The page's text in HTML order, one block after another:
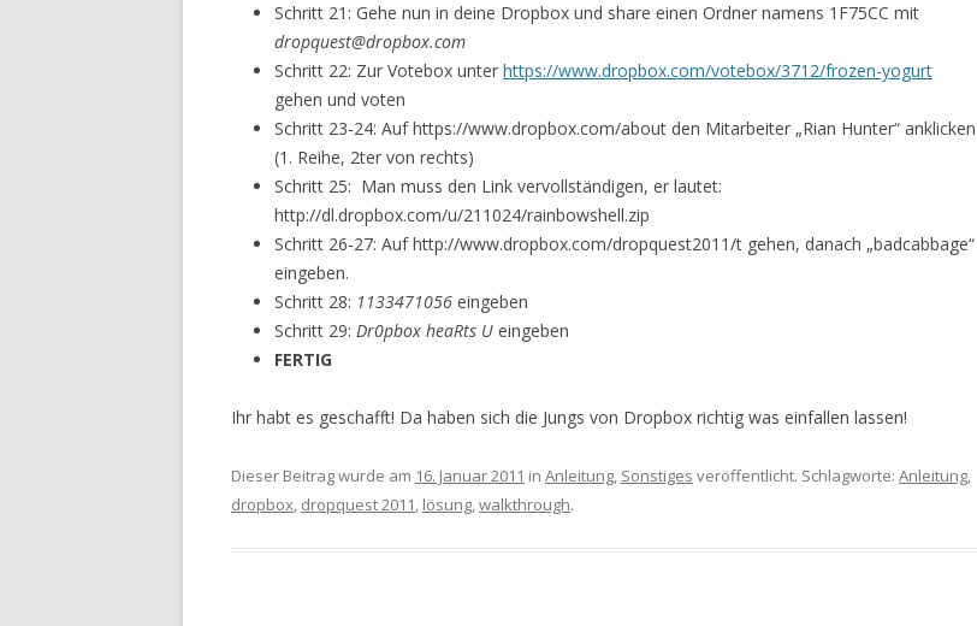
Schritt 21: Gehe nun in deine Dropbox und share einen Ordner namens 1F75CC mit
dropquest@dropbox.com
Schritt 22: Zur Votebox unter https://www.dropbox.com/votebox/3712/frozen-yogurt
gehen und voten
Schritt 23-24: Auf https://www.dropbox.com/about den Mitarbeiter „Rian Hunter“ anklicken
(1. Reihe, 2ter von rechts)
Schritt 25: Man muss den Link vervollständigen, er lautet:
http://dl.dropbox.com/u/211024/rainbowshell.zip
Schritt 26-27: Auf http://www.dropbox.com/dropquest2011/t gehen, danach „badcabbage“
eingeben.
Schritt 28: 1133471056 eingeben
Schritt 29: Dr0pbox heaRts U eingeben
FERTIG
Ihr habt es geschafft! Da haben sich die Jungs von Dropbox richtig was einfallen lassen!
Dieser Beitrag wurde am 16. Januar 2011 in Anleitung, Sonstiges veröffentlicht. Schlagworte: Anleitung,
dropbox, dropquest 2011, lösung,walkthrough.